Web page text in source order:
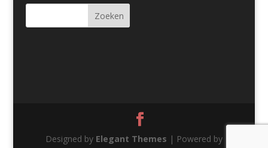
Designed by Elegant Themes | Powered by